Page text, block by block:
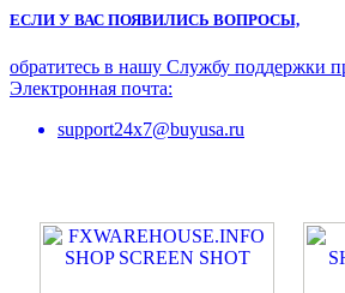
ЕСЛИ У ВАС ПОЯВИЛИСЬ ВОПРОСЫ,
обратитесь в нашу Службу поддержки
Электронная почта:
support24x7@buyusa.ru